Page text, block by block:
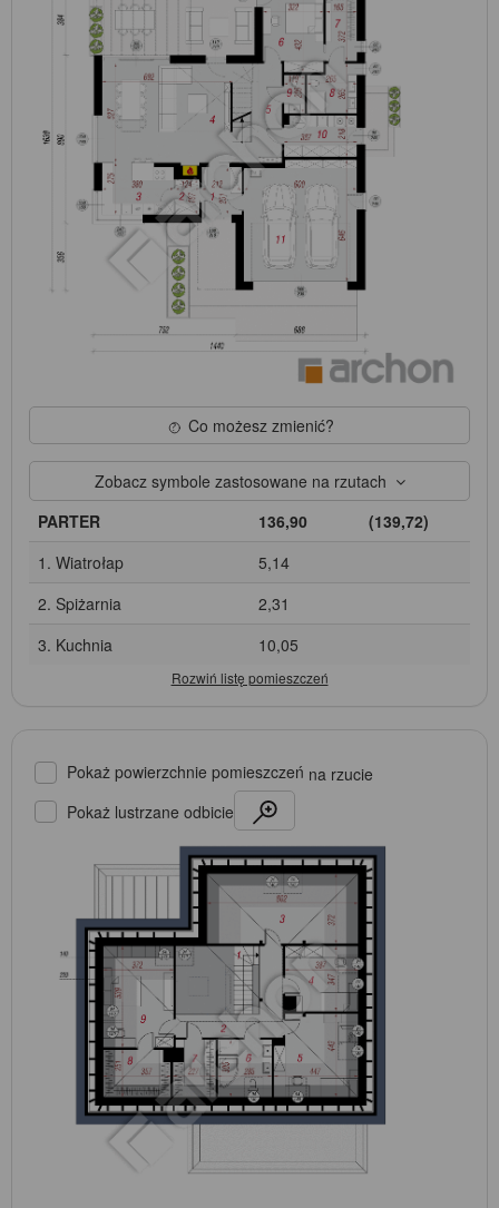
Co możesz zmienić?
Zobacz symbole zastosowane na rzutach
PARTER
136,90
(139,72)
1. Wiatrołap
5,14
2. Spiżarnia
2,31
3. Kuchnia
10,05
Pokaż powierzchnie pomieszczeń na rzucie
Pokaż lustrzane odbicie